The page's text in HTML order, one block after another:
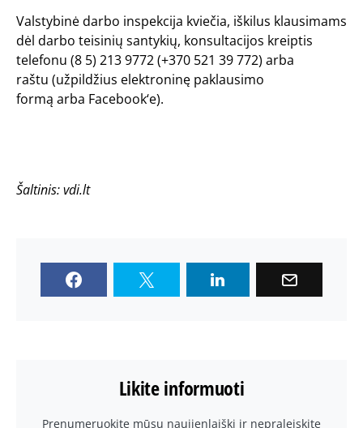
Valstybinė darbo inspekcija kviečia, iškilus klausimams
dėl darbo teisinių santykių, konsultacijos kreiptis
telefonu (8 5) 213 9772 (+370 521 39 772) arba
raštu (užpildžius elektroninę paklausimo
formą arba Facebook‘e).
Šaltinis: vdi.lt
Likite informuoti
Prenumeruokite mūsų naujienlaiškį ir nepraleiskite